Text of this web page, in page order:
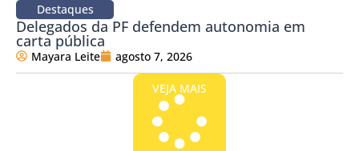
Destaques
Delegados da PF defendem autonomia em
carta pública
Mayara Leite agosto 7, 2026
VEJA MAIS